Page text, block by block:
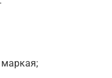
маркая;